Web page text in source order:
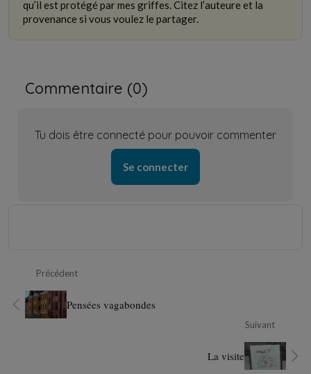
qu’il est protégé par mes griffes. Citez l’auteure et la
provenance si vous voulez le partager.
Commentaire (0)
Tu dois être connecté pour pouvoir commenter
Se connecter
Précédent
Pensées vagabondes
Suivant
La visite